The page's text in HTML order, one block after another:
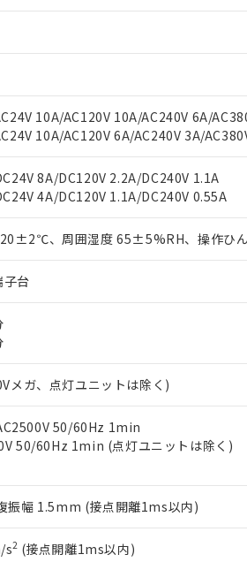
10A/AC120V 10A/AC240V 6A/
10A/AC120V 6A/AC240V 3A/
8A/DC120V 2.2A/DC240V 1.1A
4A/DC120V 1.1A/DC240V 0.55A
20±2℃、周囲湿度 65±5%RH、操作ひ
子台
メガ、点灯ユニットは除く)
50/60Hz 1min
50/60Hz 1min (点灯ユニットは除く)
振幅 1.5mm (接点開離1ms以内)
s2 (接点開離1ms以内)
事業取扱商品の中には、本サービスの
覧された時点での実際の在庫および標
ご相談ください。
機器販売店や当社販売拠点は「販売ネ
び標準価格結果を当社の事前の承諾な
能（部品リスト作成サービス）をご利
あります。
ェブサイト上で当社にご登録された部
品・サービスに関するお客様との取引
利用者とは、
４物質については閾値を超える意図的な使用がない
え状況などにより、予定月が前後するこ
ダウンロード
書をダウンロードすることができます。
明書（当社基準）
時点で非含有を証明するもので、過去
のフタル酸エステル類４物質の対応で
備考欄に対応日を記載しておりました。
品への在庫切替を完了していることか
す。
、 PBBs(ポリ臭化ビフェニル類) : 1000ppm
) : 1000ppm、 DIBP(フタル酸ジイソブチル) :
エチルヘキシル)) : 1000ppm
用期限
（10物質）のすべてが基準値以下である
用状況下において有害物質が外部に漏
手続きをとります。
用いたしません。
製品を第三者に販売する場合は、上記
販売先および販売に係わる関係者が違
合意する
には満たないが在庫あり
売店・当社販売員にご確認ください)